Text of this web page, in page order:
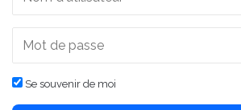
Se souvenir de moi